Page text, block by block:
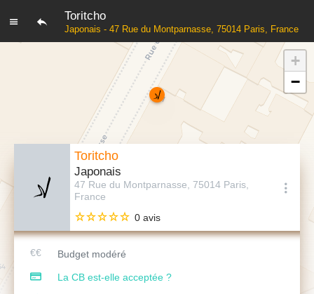
Toritcho
Japonais - 47 Rue du Montparnasse, 75014 Paris, France
Toritcho
Japonais
47 Rue du Montparnasse, 75014 Paris,
France
0 avis
Budget modéré
La CB est-elle acceptée ?
+
−